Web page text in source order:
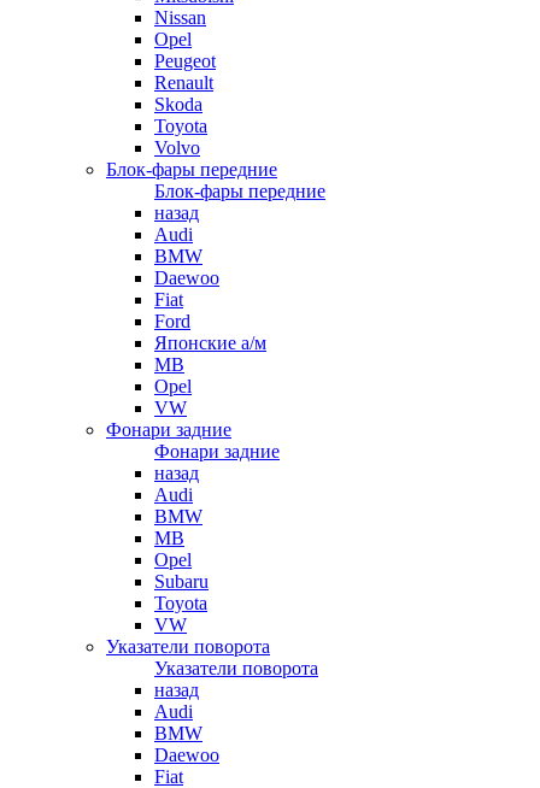
Nissan
Opel
Peugeot
Renault
Skoda
Toyota
Volvo
Блок-фары передние
Блок-фары передние
назад
Audi
BMW
Daewoo
Fiat
Ford
Японские а/м
MB
Opel
VW
Фонари задние
Фонари задние
назад
Audi
BMW
MB
Opel
Subaru
Toyota
VW
Указатели поворота
Указатели поворота
назад
Audi
BMW
Daewoo
Fiat